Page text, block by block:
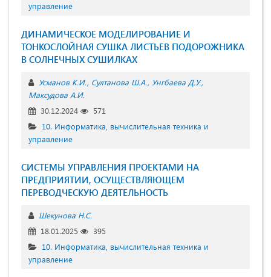
управление
ДИНАМИЧЕСКОЕ МОДЕЛИРОВАНИЕ И
ТОНКОСЛОЙНАЯ СУШКА ЛИСТЬЕВ ПОДОРОЖНИКА
В СОЛНЕЧНЫХ СУШИЛКАХ
Усманов К.И. Султанова Ш.А. Унгбаева Д.У.
Максудова А.И.
30.12.2024
571
10. Информатика, вычислительная техника и
управление
СИСТЕМЫ УПРАВЛЕНИЯ ПРОЕКТАМИ НА
ПРЕДПРИЯТИИ, ОСУЩЕСТВЛЯЮЩЕМ
ПЕРЕВОДЧЕСКУЮ ДЕЯТЕЛЬНОСТЬ
Шекунова Н.С.
18.01.2025
395
10. Информатика, вычислительная техника и
управление